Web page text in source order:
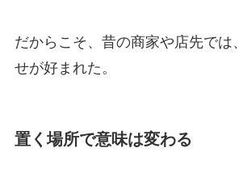
だからこそ、昔の商家や店先では
せが好まれた。
置く場所で意味は変わる